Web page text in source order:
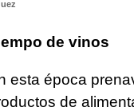
de vinos
esta época
de